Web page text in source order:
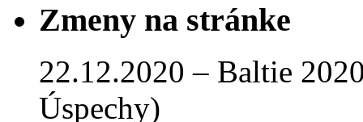
Zmeny na stránke
22.12.2020 – Baltie
Úspechy)